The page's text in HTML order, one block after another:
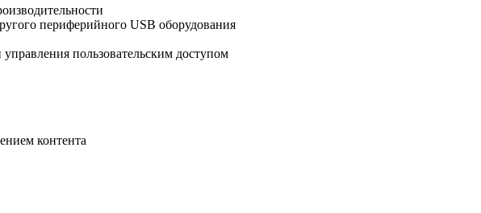
периферийного USB оборудования
пользовательским доступом
контента